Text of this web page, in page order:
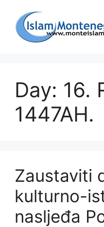
sadržaj
Day: 16.
1447AH.
Zaustaviti
kulturno-
nasljeđa